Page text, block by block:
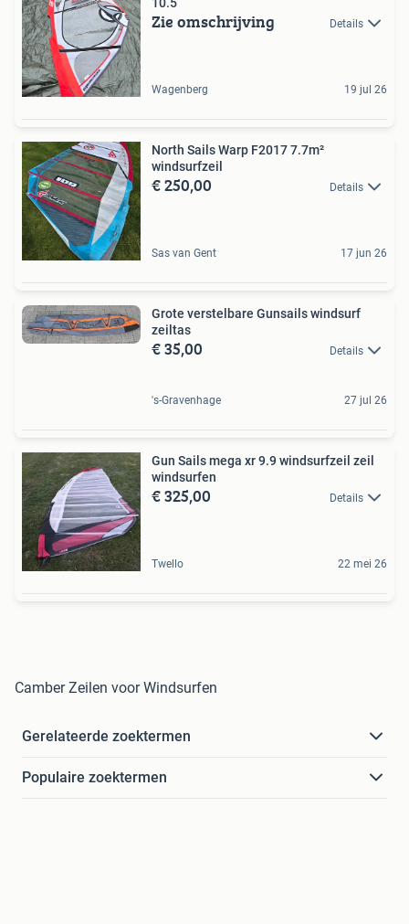
Zie omschrijving Details
Wagenberg 19 jul 26
North Sails Warp F2017 7.7m²
windsurfzeil
€ 250,00 Details
Sas van Gent 17 jun 26
Grote verstelbare Gunsails windsurf
zeiltas
€ 35,00 Details
's-Gravenhage 27 jul 26
Gun Sails mega xr 9.9 windsurfzeil zeil
windsurfen
€ 325,00 Details
Twello 22 mei 26
Camber Zeilen voor Windsurfen
Gerelateerde zoektermen
Populaire zoektermen